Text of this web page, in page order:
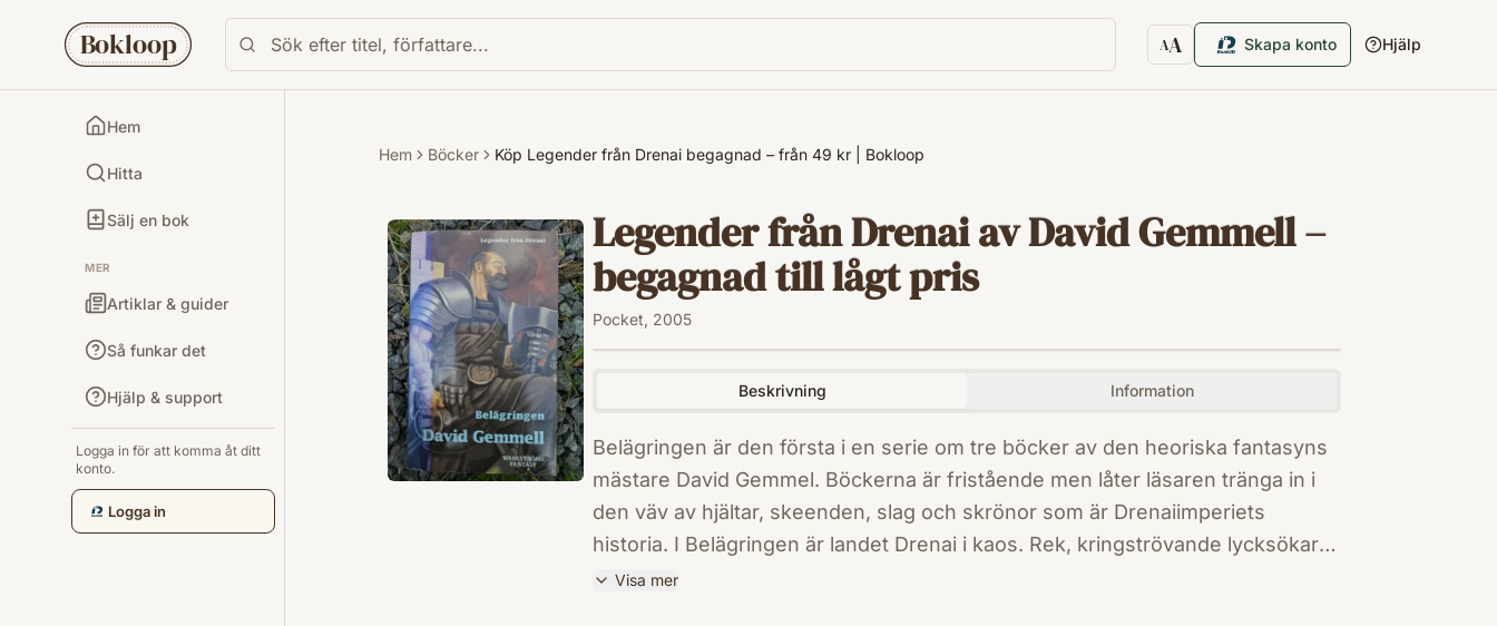
Bokloop AA
Textstorlek
Skapa konto Hjälp
Hem
Hitta
Sälj en bok
MER
Artiklar & guider
Så funkar det
Hjälp & support
Logga in för att komma åt ditt
konto.
Logga in
Hem Böcker Köp Legender från Drenai begagnad – från 49 kr | Bokloop
Legender från Drenai av David Gemmell –
begagnad till lågt pris
Pocket, 2005
Beskrivning Information
Belägringen är den första i en serie om tre böcker av den heoriska fantasyns
mästare David Gemmel. Böckerna är fristående men låter läsaren tränga in i
den väv av hjältar, skeenden, slag och skrönor som är Drenaiimperiets
historia. I Belägringen är landet Drenai i kaos. Rek, kringströvande lycksökare,
försöker fly från de kommande striderna vid den belägrade staden Dros
Visa mer